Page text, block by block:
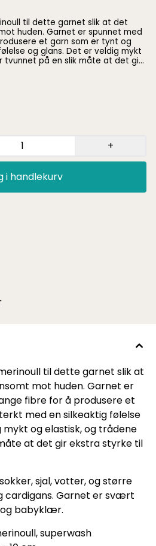
til dette garnet slik at det
huden. Garnet er spunnet med
et garn som er tynt og
og glans. Det er veldig mykt
tvunnet på en slik måte at det gir
100% extrafine
+
i handlekurv
til dette garnet slik at
mot huden. Garnet er
fibre for å produsere et
med en silkeaktig følelse
mykt og elastisk, og trådene
at det gir ekstra styrke til
sjal, votter, og større
cardigans. Garnet er svært
babyklær.
superwash